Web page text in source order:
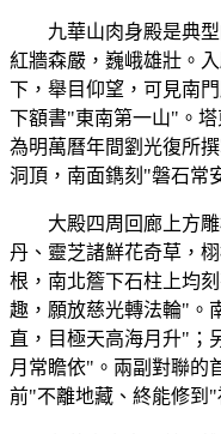
九華山肉身殿是典
紅牆森嚴，巍峨雄壯。
下，舉目仰望，可見南
下額書"東南第一山"。塔
為明萬曆年間劉光復所
洞頂，南面鐫刻"磐石常
大殿四周回廊上方
丹、靈芝諸鮮花奇草，
根，南北簷下石柱上均
趣，願放慈光轉法輪"。
直，目極天高海月升"；
月常瞻依"。兩副對聯的
前"不離地藏、終能修到"